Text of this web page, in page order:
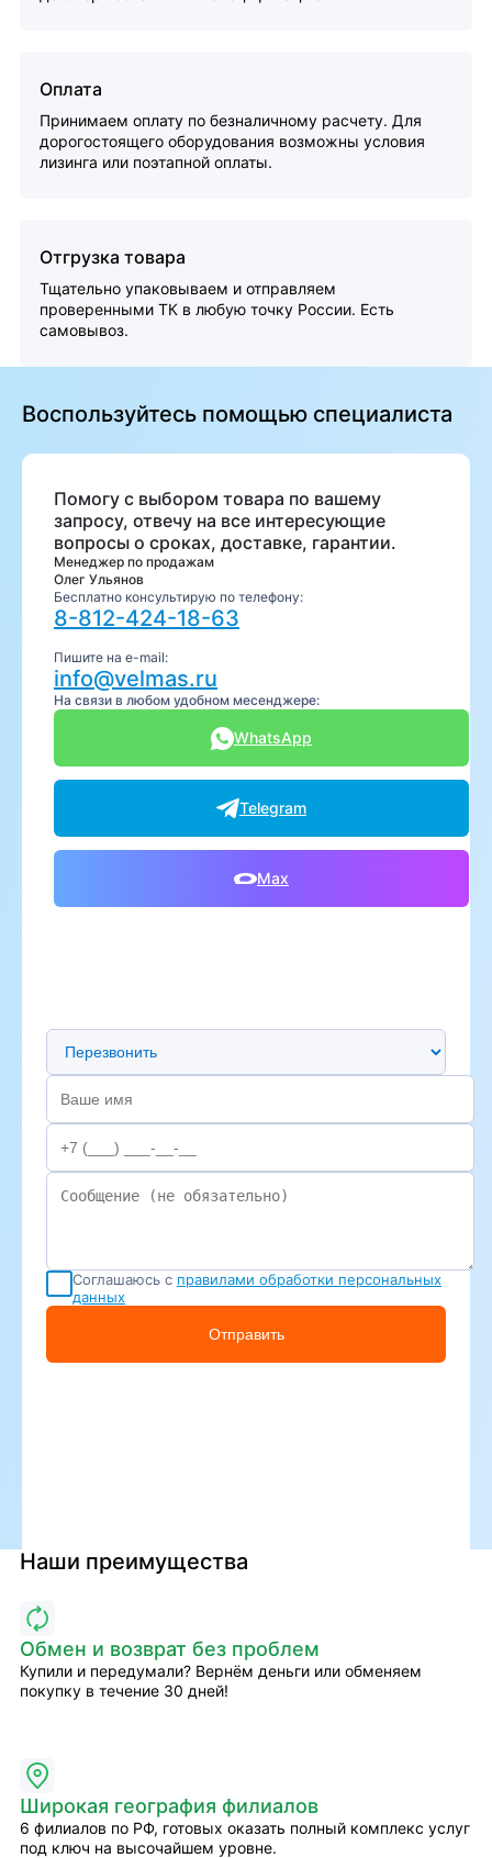
Оплата
Принимаем оплату по безналичному расчету. Для
дорогостоящего оборудования возможны условия
лизинга или поэтапной оплаты.
Отгрузка товара
Тщательно упаковываем и отправляем
проверенными ТК в любую точку России. Есть
самовывоз.
Воспользуйтесь помощью специалиста
Помогу с выбором товара по вашему
запросу, отвечу на все интересующие
вопросы о сроках, доставке, гарантии.
Менеджер по продажам
Олег Ульянов
Бесплатно консультирую по телефону:
8-812-424-18-63
Пишите на e-mail:
info@velmas.ru
На связи в любом удобном месенджере:
WhatsApp
Telegram
Max
Предпочтительный способ связи
Соглашаюсь с правилами обработки персональных
данных
Отправить
Наши преимущества
Обмен и возврат без проблем
Купили и передумали? Вернём деньги или обменяем
покупку в течение 30 дней!
Широкая география филиалов
6 филиалов по РФ, готовых оказать полный комплекс услуг
под ключ на высочайшем уровне.